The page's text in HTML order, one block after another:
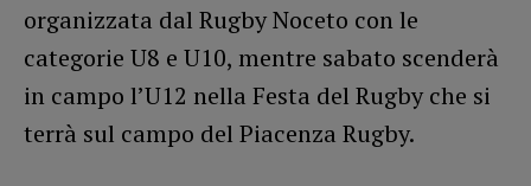
organizzata dal Rugby Noceto con le
categorie U8 e U10, mentre sabato scenderà
in campo l’U12 nella Festa del Rugby che si
terrà sul campo del Piacenza Rugby.